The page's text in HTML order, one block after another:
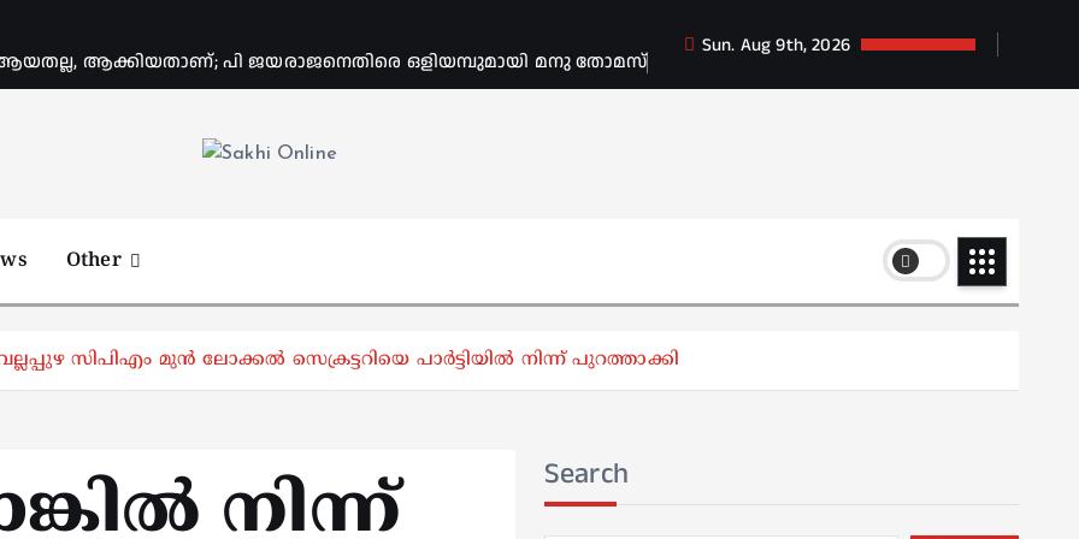
ആക്കിയതാണ്; പി ജയരാജനെതിരെ ഒളിയമ്പുമായി മനു തോമസ്
Sun. Aug 9th, 2026
Other
സിപിഎം മുൻ ലോക്കൽ സെക്രട്ടറിയെ പാർട്ടിയിൽ നിന്ന് പുറത്താക്കി
നിന്ന്
Search